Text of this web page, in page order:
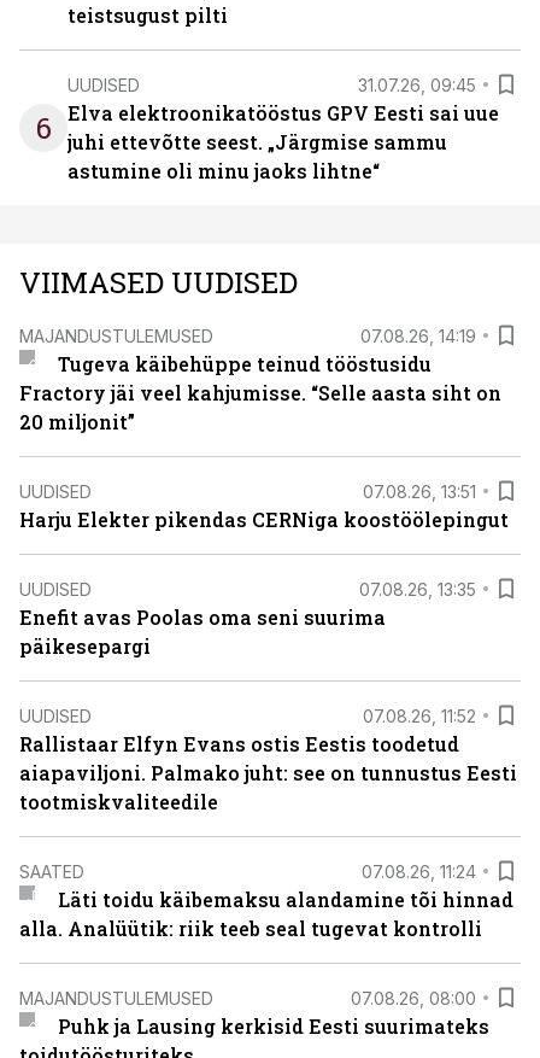
teistsugust pilti
6
UUDISED 31.07.26, 09:45
Elva elektroonikatööstus GPV Eesti sai uue
juhi ettevõtte seest. „Järgmise sammu
astumine oli minu jaoks lihtne“
VIIMASED UUDISED
MAJANDUSTULEMUSED 07.08.26, 14:19
Tugeva käibehüppe teinud tööstusidu
Fractory jäi veel kahjumisse. “Selle aasta siht on
20 miljonit”
UUDISED 07.08.26, 13:51
Harju Elekter pikendas CERNiga koostöölepingut
UUDISED 07.08.26, 13:35
Enefit avas Poolas oma seni suurima
päikesepargi
UUDISED 07.08.26, 11:52
Rallistaar Elfyn Evans ostis Eestis toodetud
aiapaviljoni. Palmako juht: see on tunnustus Eesti
tootmiskvaliteedile
SAATED 07.08.26, 11:24
Läti toidu käibemaksu alandamine tõi hinnad
alla. Analüütik: riik teeb seal tugevat kontrolli
MAJANDUSTULEMUSED 07.08.26, 08:00
Puhk ja Lausing kerkisid Eesti suurimateks